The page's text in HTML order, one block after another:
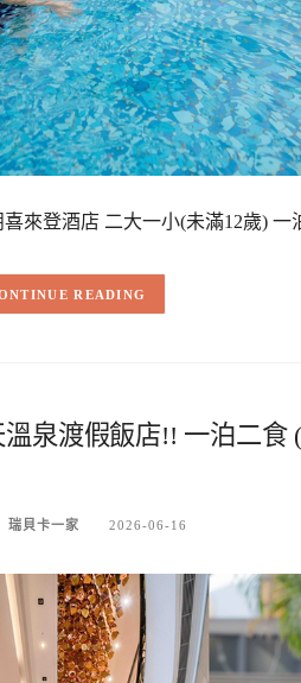
喜來登酒店 二大一小(未滿12歲)
READING
泉渡假飯店!! 一泊二食
瑞貝卡一家 2026-06-16